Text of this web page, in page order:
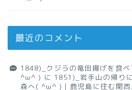
最近のコメント
1848)_クジラの竜田揚げを食
^ω^ ) に 1851)_岩手山の帰り
森へ( ^ω^ )｜鹿児島に住む関西